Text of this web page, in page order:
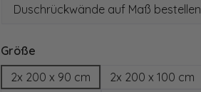
Duschrückwände auf Maß bestellen
Größeauswählen
2x 200 x 90 cm
2x 200 x 100 cm